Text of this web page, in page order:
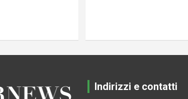
Indirizzi e contatti